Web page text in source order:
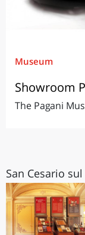
Museum
Showroom
The Pagani
San Cesario